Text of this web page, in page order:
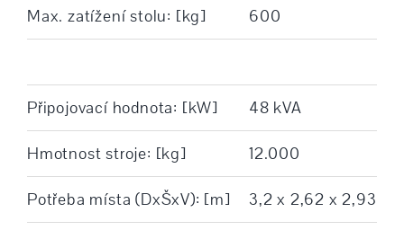
Max. zatížení stolu: [kg] 600
Připojovací hodnota: [kW] 48 kVA
Hmotnost stroje: [kg] 12.000
Potřeba místa (DxŠxV): [m] 3,2 x 2,62 x 2,93